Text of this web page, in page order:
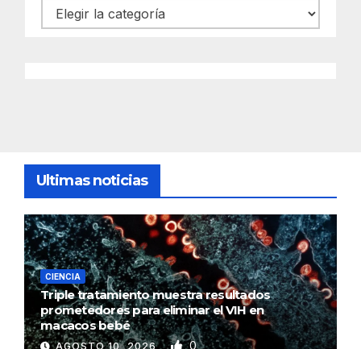
Categorías
Ultimas noticias
CIENCIA
Triple tratamiento muestra resultados
prometedores para eliminar el VIH en
macacos bebé
AGOSTO 10, 2026 0